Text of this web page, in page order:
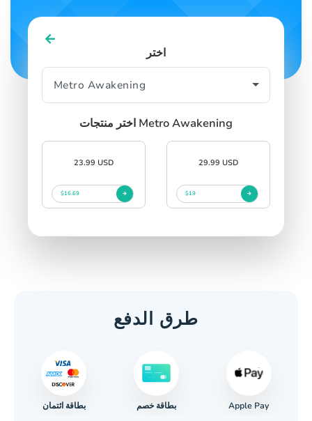
اختر
اختر منتجات Metro Awakening
23.99 USD
$16.69
29.99 USD
$19
طرق الدفع
بطاقة ائتمان بطاقة خصم Apple Pay